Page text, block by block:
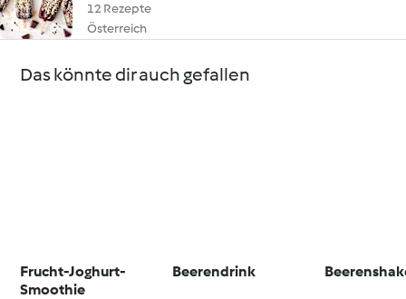
12 Rezepte
Österreich
Das könnte dir auch gefallen
Frucht-Joghurt-
Smoothie
Beerendrink